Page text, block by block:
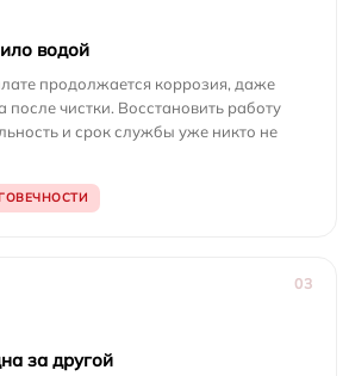
водой
продолжается коррозия, даже
после чистки. Восстановить работу
и срок службы уже никто не
03
за другой